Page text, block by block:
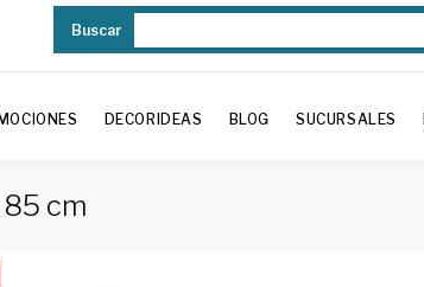
Buscar
DECORIDEAS BLOG SUCURSALES
cm